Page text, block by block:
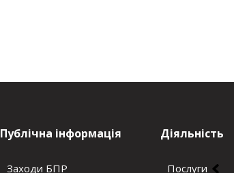
Публічна інформація
Заходи БПР
Діяльність
Послуги